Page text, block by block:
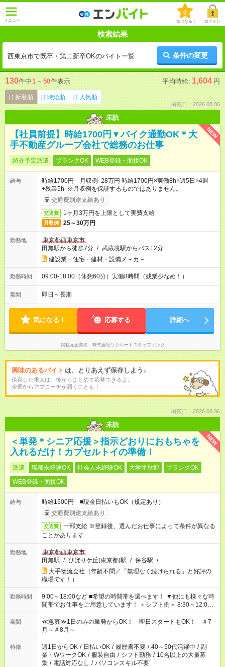
メニュー
0
気になる！ ログイン
検索結果
西東京市で既卒・第二新卒OKのバイト一覧 条件の変更
130件中1 ～ 50件表示 平均時給: 1,604 円
新着順 時給順 人気順
掲載日：2026.08.06
未読
NEW
【社員前提】時給1700円▼バイク通勤OK＊大
手不動産グループ会社で総務のお仕事
紹介予定派遣 ブランクOK WEB登録・面接OK
給与
時給1700円 月収例 28万円 時給1700円×実働8h×週5日×4週
+残業5h ※月収例を保証するものではありません。
交通費別途支給あり
交通費 1ヶ月3万円を上限として実費支給
月収例 25～30万円
勤務地
東京都西東京市
田無駅から徒歩7分 / 武蔵境駅からバス12分
建設業・住宅・建材・設備メ－カ－
勤務時間 09:00-18:00（休憩60分）実働8時間（残業少なめ！）
期間 即日～長期
気になる！ 応募する 詳細へ
掲載元企業名 株式会社リクルートスタッフィング
興味のあるバイト は、とりあえず保存しよう♪
保存した求人は、後からまとめて応募できるよ。
企業からアプローチが届くことも！
掲載日：2026.08.06
未読
NEW
＜単発＊シニア応援＞指示どおりにおもちゃを
入れるだけ！カプセルトイの準備！
派遣 職種未経験OK 社会人未経験OK 大学生歓迎
ブランクOK
WEB登録・面接OK
給与
時給1500円 ■現金日払いもOK（規定あり）
交通費別途支給あり
交通費
一部支給 ※登録後、選んだお仕事によって条件が異なる
ことがあります
勤務地
東京都西東京市
田無駅 / ひばりケ丘(東京都)駅 / 保谷駅 / …
大手物流会社（年齢不問／「無理なく続けられる」と好評の
職場です！）
勤務時間
9:00～18:00など ■希望の時間帯を選べます！ ▼他にも様々な時
間帯でお仕事をご用意しています！ ＜シフト例＞ 8:30～12:00
17:00～22:00 13:00～22:00 22:00～翌6:00 など
期間
≪急募≫1日のみの単発からOK！ 即日スタートもOK！ ＃7
月～＃8月～
特徴 週1日からOK / 日払いOK / 履歴書不要 / 40～50代活躍中 / 副
業・WワークOK / 服装自由 / シフト勤務 / 10名以上の大量募
集 / 電話対応なし / パソコンスキル不要